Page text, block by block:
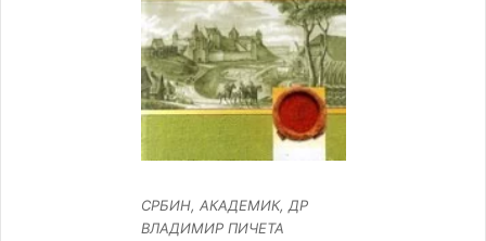
СРБИН, АКАДЕМИК, ДР
ВЛАДИМИР ПИЧЕТА